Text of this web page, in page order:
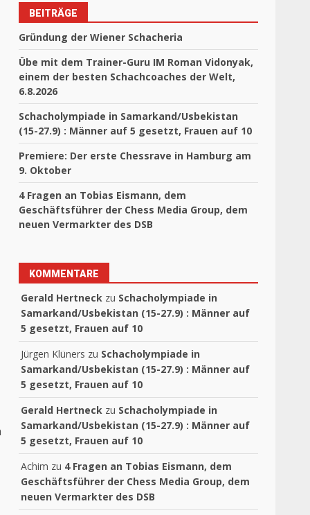
BEITRÄGE
Gründung der Wiener Schacheria
Übe mit dem Trainer-Guru IM Roman Vidonyak,
einem der besten Schachcoaches der Welt,
6.8.2026
Schacholympiade in Samarkand/Usbekistan
(15-27.9) : Männer auf 5 gesetzt, Frauen auf 10
Premiere: Der erste Chessrave in Hamburg am
9. Oktober
4 Fragen an Tobias Eismann, dem
Geschäftsführer der Chess Media Group, dem
neuen Vermarkter des DSB
KOMMENTARE
Gerald Hertneck zu Schacholympiade in
Samarkand/Usbekistan (15-27.9) : Männer auf
5 gesetzt, Frauen auf 10
Jürgen Klüners zu Schacholympiade in
Samarkand/Usbekistan (15-27.9) : Männer auf
5 gesetzt, Frauen auf 10
Gerald Hertneck zu Schacholympiade in
Samarkand/Usbekistan (15-27.9) : Männer auf
5 gesetzt, Frauen auf 10
Achim zu 4 Fragen an Tobias Eismann, dem
Geschäftsführer der Chess Media Group, dem
neuen Vermarkter des DSB